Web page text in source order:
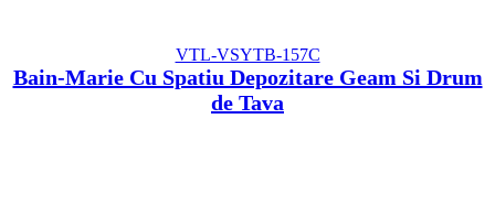
VTL-VSYTB-157C
Bain-Marie Cu Spatiu Depozitare Geam Si Drum
de Tava